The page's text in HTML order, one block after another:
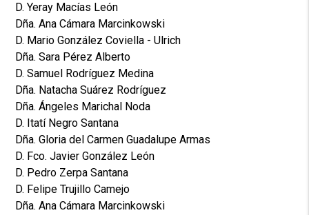
D. Yeray Macías León
Dña. Ana Cámara Marcinkowski
D. Mario González Coviella - Ulrich
Dña. Sara Pérez Alberto
D. Samuel Rodríguez Medina
Dña. Natacha Suárez Rodríguez
Dña. Ángeles Marichal Noda
D. Itatí Negro Santana
Dña. Gloria del Carmen Guadalupe Armas
D. Fco. Javier González León
D. Pedro Zerpa Santana
D. Felipe Trujillo Camejo
Dña. Ana Cámara Marcinkowski